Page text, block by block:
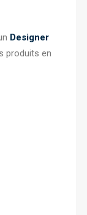
Designer
produits en